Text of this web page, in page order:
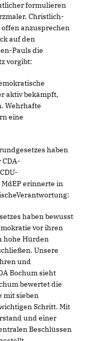
formulieren
Christlich-
anzusprechen
auf den
Pauls die
vorgibt:
aktiv bekämpft,
Wehrhafte
eine
haben
erinnerte in
haben bewusst
vor ihren
hohe Hürden
Unsere
und
Bochum sieht
bewertet die
mit sieben
Schritt. Mit
und einer
Beschlüssen